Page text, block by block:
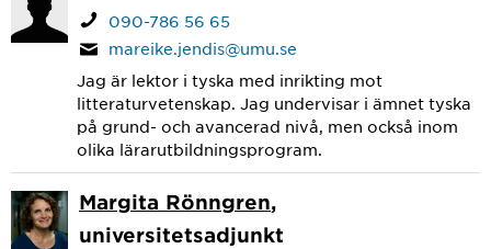
090-786 56 65
mareike.jendis@umu.se
Jag är lektor i tyska med inrikting mot
litteraturvetenskap. Jag undervisar i ämnet tyska
på grund- och avancerad nivå, men också inom
olika lärarutbildningsprogram.
Margita Rönngren,
universitetsadjunkt